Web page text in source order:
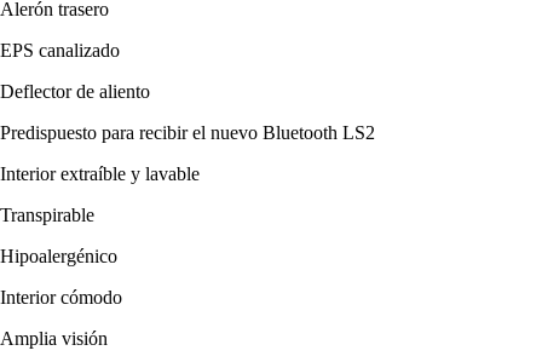
Alerón trasero
EPS canalizado
Deflector de aliento
Predispuesto para recibir el nuevo Bluetooth LS2
Interior extraíble y lavable
Transpirable
Hipoalergénico
Interior cómodo
Amplia visión